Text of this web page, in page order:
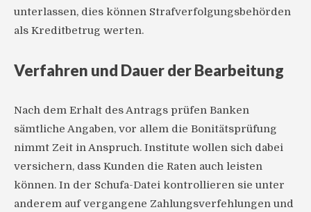
unterlassen, dies können Strafverfolgungsbehörden
als Kreditbetrug werten.
Verfahren und Dauer der Bearbeitung
Nach dem Erhalt des Antrags prüfen Banken
sämtliche Angaben, vor allem die Bonitätsprüfung
nimmt Zeit in Anspruch. Institute wollen sich dabei
versichern, dass Kunden die Raten auch leisten
können. In der Schufa-Datei kontrollieren sie unter
anderem auf vergangene Zahlungsverfehlungen und